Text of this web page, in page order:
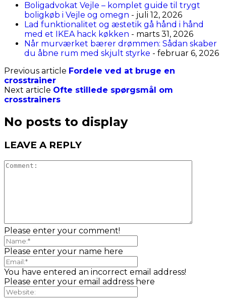
Boligadvokat Vejle – komplet guide til trygt
boligkøb i Vejle og omegn - juli 12, 2026
Lad funktionalitet og æstetik gå hånd i hånd
med et IKEA hack køkken - marts 31, 2026
Når murværket bærer drømmen: Sådan skaber
du åbne rum med skjult styrke - februar 6, 2026
Previous article Fordele ved at bruge en
crosstrainer
Next article Ofte stillede spørgsmål om
crosstrainers
No posts to display
LEAVE A REPLY
Please enter your comment!
Please enter your name here
You have entered an incorrect email address!
Please enter your email address here